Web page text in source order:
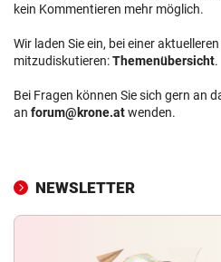
kein Kommentieren mehr möglich.
Wir laden Sie ein, bei einer
mitzudiskutieren:Themenübersicht.
Bei Fragen können Sie sich gern an
an forum@krone.atwenden.
NEWSLETTER